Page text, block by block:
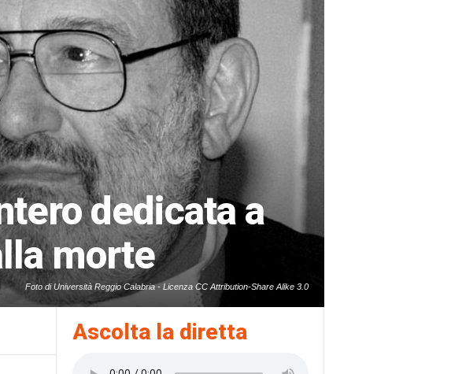
Foto di Università Reggio Calabria - Licenza CC Attribution-Share Alike 3.0
dedicata a
morte
Ascolta la diretta